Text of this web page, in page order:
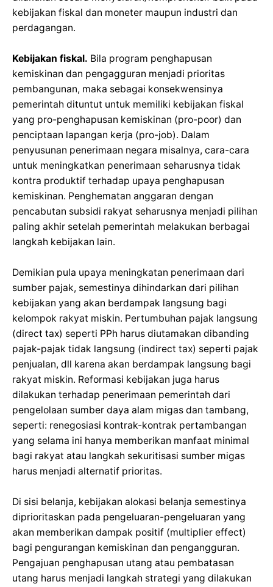
kebijakan fiskal dan moneter maupun industri dan
perdagangan.
Kebijakan fiskal. Bila program penghapusan
kemiskinan dan pengagguran menjadi prioritas
pembangunan, maka sebagai konsekwensinya
pemerintah dituntut untuk memiliki kebijakan fiskal
yang pro-penghapusan kemiskinan (pro-poor) dan
penciptaan lapangan kerja (pro-job). Dalam
penyusunan penerimaan negara misalnya, cara-cara
untuk meningkatkan penerimaan seharusnya tidak
kontra produktif terhadap upaya penghapusan
kemiskinan. Penghematan anggaran dengan
pencabutan subsidi rakyat seharusnya menjadi pilihan
paling akhir setelah pemerintah melakukan berbagai
langkah kebijakan lain.
Demikian pula upaya meningkatan penerimaan dari
sumber pajak, semestinya dihindarkan dari pilihan
kebijakan yang akan berdampak langsung bagi
kelompok rakyat miskin. Pertumbuhan pajak langsung
(direct tax) seperti PPh harus diutamakan dibanding
pajak-pajak tidak langsung (indirect tax) seperti pajak
penjualan, dll karena akan berdampak langsung bagi
rakyat miskin. Reformasi kebijakan juga harus
dilakukan terhadap penerimaan pemerintah dari
pengelolaan sumber daya alam migas dan tambang,
seperti: renegosiasi kontrak-kontrak pertambangan
yang selama ini hanya memberikan manfaat minimal
bagi rakyat atau langkah sekuritisasi sumber migas
harus menjadi alternatif prioritas.
Di sisi belanja, kebijakan alokasi belanja semestinya
diprioritaskan pada pengeluaran-pengeluaran yang
akan memberikan dampak positif (multiplier effect)
bagi pengurangan kemiskinan dan pengangguran.
Pengajuan penghapusan utang atau pembatasan
utang harus menjadi langkah strategi yang dilakukan